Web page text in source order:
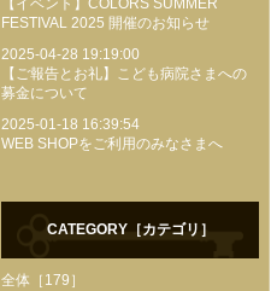
【イベント】COLORS SUMMER
FESTIVAL 2025 開催のお知らせ
2025-04-28 19:19:00
【ご報告とお礼】こども病院さまへの
募金について
2025-01-18 16:39:54
WEB SHOPをご利用のみなさまへ
CATEGORY［カテゴリ］
全体［179］